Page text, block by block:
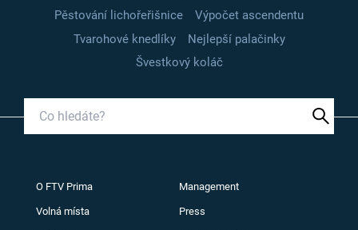
Pěstování lichořeřišnice
Výpočet ascendentu
Tvarohové knedlíky
Nejlepší palačinky
Švestkový koláč
O FTV Prima Management
Volná místa Press